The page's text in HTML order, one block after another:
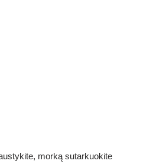
morką sutarkuokite